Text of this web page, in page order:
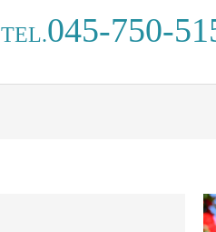
TEL.045-750-